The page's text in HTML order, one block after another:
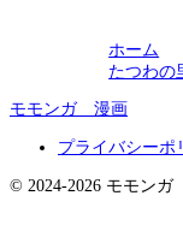
ホーム
たつわの
モモンガ 漫画
プライバシーポ
© 2024-2026 モモン